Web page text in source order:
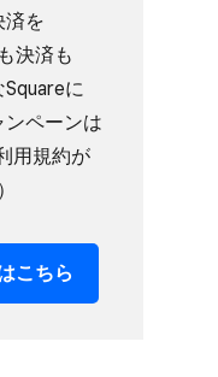
済を​
決済も​
に​
ペーンは​
用規約が​
こちら